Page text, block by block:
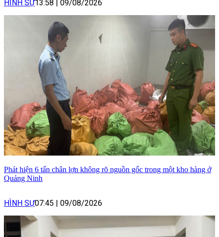
HÌNH SỰ13:58 | 09/08/2026
Phát hiện 6 tấn chân lợn không rõ nguồn gốc trong một kho hàng ở
Quảng Ninh
HÌNH SỰ07:45 | 09/08/2026